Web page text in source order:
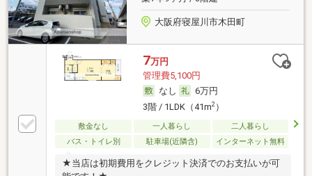
大阪府寝屋川市木田町
7万円
管理費5,100円
なし
6万円
3階 / 1LDK（41m2）
敷金なし 一人暮らし
二人暮らし
バス・トイレ別
駐車場(近隣含) インターネット無料
★当店は初期費用をクレジット決済でのお支払いが可